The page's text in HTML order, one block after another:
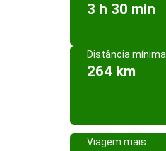
3 h 30 min
Distância mínima
264 km
Viagem mais